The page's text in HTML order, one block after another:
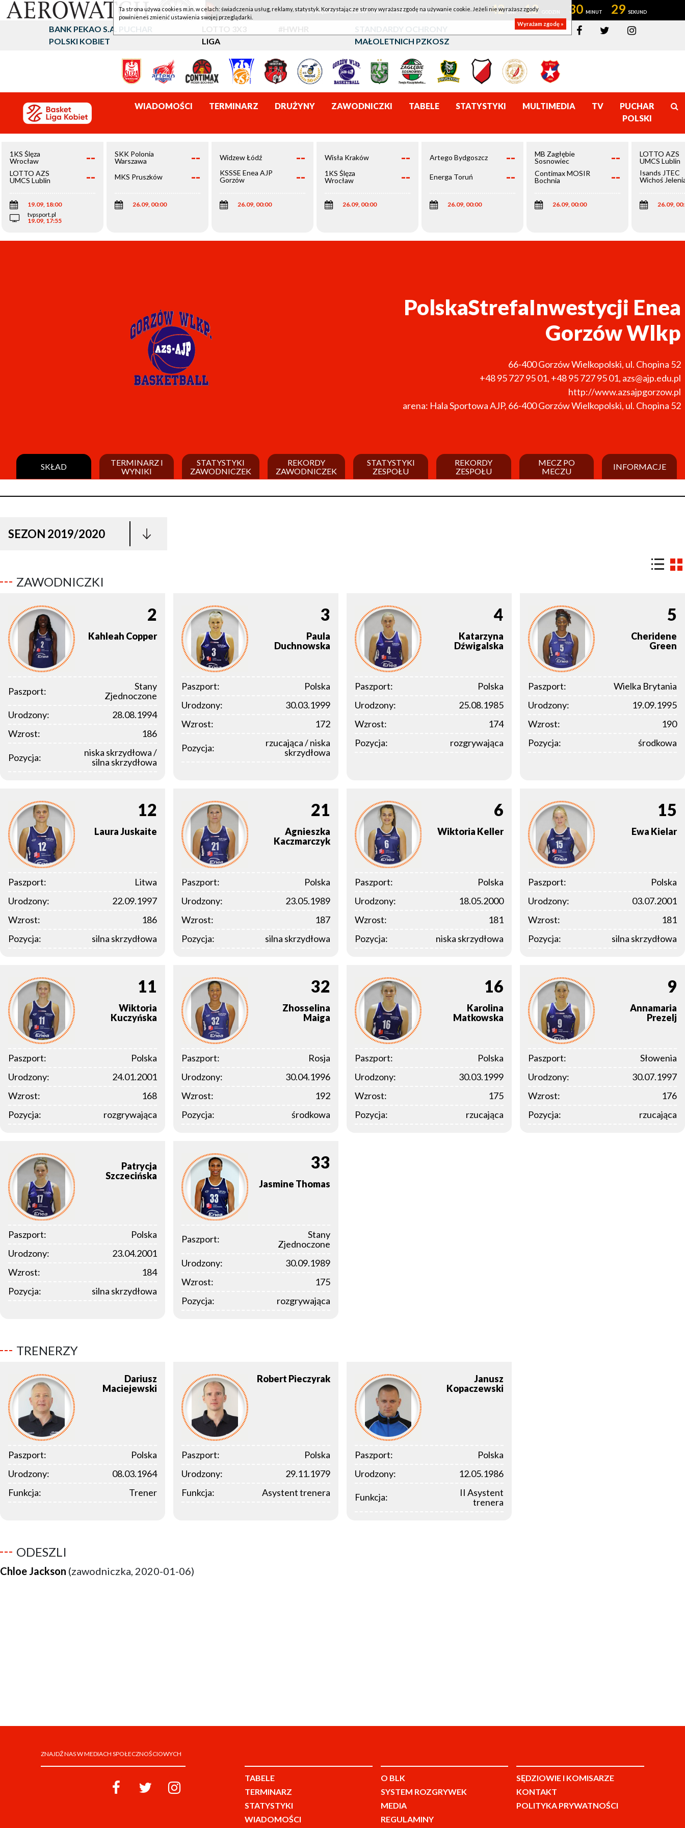
1KS ŚLĘZA WROCŁAW - LOTTO AZS UMCS LUBLIN 42 12 30 29
BANK PEKAO S.A. PUCHAR
POLSKI KOBIET
LOTTO 3X3
LIGA
#HWHR
STANDARDY OCHRONY
MAŁOLETNICH PZKOSZ
WIADOMOŚCI TERMINARZ DRUŻYNY ZAWODNICZKI TABELE STATYSTYKI MULTIMEDIA TV
PUCHAR
POLSKI
1KS Ślęza
Wrocław
--
LOTTO AZS
UMCS Lublin
--
19.09, 18:00
tvpsport.pl
19.09, 17:55
SKK Polonia
Warszawa
--
MKS Pruszków --
26.09, 00:00
Widzew Łódź --
KSSSE Enea AJP
Gorzów
--
26.09, 00:00
Wisła Kraków --
1KS Ślęza
Wrocław
--
26.09, 00:00
Artego Bydgoszcz --
Energa Toruń --
26.09, 00:00
MB Zagłębie
Sosnowiec
--
Contimax MOSIR
Bochnia
--
26.09, 00:00
LOTTO AZS
UMCS Lublin
Isands JTEC
Wichoś
26.09,
PolskaStrefaInwestycji Enea
Gorzów Wlkp
66-400Gorzów Wielkopolski, ul. Chopina 52
+48 95 727 95 01, +48 95 727 95 01, azs@ajp.edu.pl
http://www.azsajpgorzow.pl
arena: Hala Sportowa AJP, 66-400 Gorzów Wielkopolski, ul. Chopina 52
SKŁAD
TERMINARZ I
WYNIKI
STATYSTYKI
ZAWODNICZEK
REKORDY
ZAWODNICZEK
STATYSTYKI
ZESPOŁU
REKORDY
ZESPOŁU
MECZ PO
MECZU
INFORMACJE
SEZON 2019/2020
ZAWODNICZKI
2
Kahleah Copper
Paszport:
Stany
Zjednoczone
Urodzony:
28.08.1994
Wzrost:
186
Pozycja:
niska skrzydłowa /
silna skrzydłowa
3
Paula
Duchnowska
Paszport:
Polska
Urodzony:
30.03.1999
Wzrost:
172
Pozycja:
rzucająca / niska
skrzydłowa
4
Katarzyna
Dźwigalska
Paszport:
Polska
Urodzony:
25.08.1985
Wzrost:
174
Pozycja:
rozgrywająca
5
Cheridene
Green
Paszport:
Wielka Brytania
Urodzony:
19.09.1995
Wzrost:
190
Pozycja:
środkowa
12
LauraJuskaite
Paszport:
Litwa
Urodzony:
22.09.1997
Wzrost:
186
Pozycja:
silna skrzydłowa
21
Agnieszka
Kaczmarczyk
Paszport:
Polska
Urodzony:
23.05.1989
Wzrost:
187
Pozycja:
silna skrzydłowa
6
Wiktoria Keller
Paszport:
Polska
Urodzony:
18.05.2000
Wzrost:
181
Pozycja:
niska skrzydłowa
15
Ewa Kielar
Paszport:
Polska
Urodzony:
03.07.2001
Wzrost:
181
Pozycja:
silna skrzydłowa
11
Wiktoria
Kuczyńska
Paszport:
Polska
Urodzony:
24.01.2001
Wzrost:
168
Pozycja:
rozgrywająca
32
Zhosselina
Maiga
Paszport:
Rosja
Urodzony:
30.04.1996
Wzrost:
192
Pozycja:
środkowa
16
Karolina
Matkowska
Paszport:
Polska
Urodzony:
30.03.1999
Wzrost:
175
Pozycja:
rzucająca
9
Annamaria
Prezelj
Paszport:
Słowenia
Urodzony:
30.07.1997
Wzrost:
176
Pozycja:
rzucająca
Patrycja
Szczecińska
Paszport:
Polska
Urodzony:
23.04.2001
Wzrost:
184
Pozycja:
silna skrzydłowa
33
Jasmine Thomas
Paszport:
Stany
Zjednoczone
Urodzony:
30.09.1989
Wzrost:
175
Pozycja:
rozgrywająca
TRENERZY
Dariusz
Maciejewski
Paszport:
Polska
Urodzony:
08.03.1964
Funkcja:
Trener
Robert Pieczyrak
Paszport:
Polska
Urodzony:
29.11.1979
Funkcja:
Asystent trenera
Janusz
Kopaczewski
Paszport:
Polska
Urodzony:
12.05.1986
Funkcja:
II Asystent
trenera
ODESZLI
Chloe Jackson (zawodniczka, 2020-01-06)
ZNAJDŹ NAS W MEDIACH SPOŁECZNOŚCIOWYCH
TABELE
TERMINARZ
STATYSTYKI
WIADOMOŚCI
O BLK
SYSTEM ROZGRYWEK
MEDIA
REGULAMINY
SĘDZIOWIE I KOMISARZE
KONTAKT
POLITYKA PRYWATNOŚCI
Ta strona używa cookies m.in. w celach: świadczenia usług, reklamy, statystyk. Korzystając ze strony wyrażasz zgodę na używanie cookie. Jeżeli nie wyrażasz zgody
powinieneś zmienić ustawienia swojej przeglądarki.
Wyrażam zgodę »